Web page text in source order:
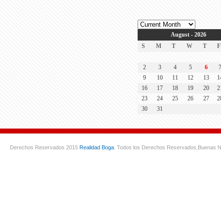
August - 2026
S
M T W T F
2 3 4 5 6
9
10 11 12 13
16
17 18 19 20
23
24 25 26 27
30
31
Derechos Reservados 2015 Realidad Boga . Todos los Derechos Reservados, Buenas